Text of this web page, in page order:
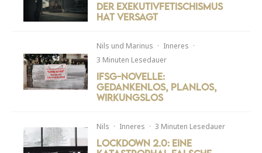
Der Exekutivfetischismus
hat versagt
Nils und Marinus · Inneres ·
3 Minuten Lesedauer
IfSG-Novelle:
Gedankenlos, planlos,
wirkungslos
Nils · Inneres · 3 Minuten Lesedauer
Lockdown 2.0: Eine